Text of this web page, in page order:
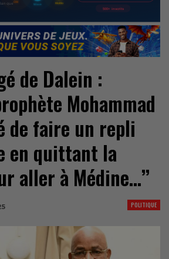
de Dalein :
Mohammad
de faire un repli
en quittant la
aller à Médine…’’
POLITIQUE